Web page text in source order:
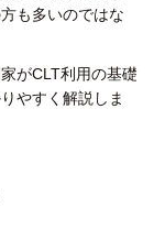
も多いのではな
がCLT利用の基礎
やすく解説しま